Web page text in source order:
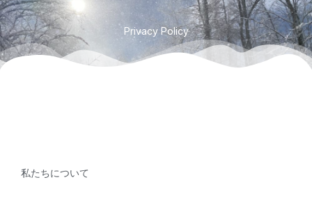
プ
Privacy Policy
私たちについて